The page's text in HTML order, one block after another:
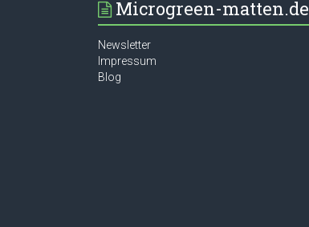
Microgreen-matten.de
Newsletter
Impressum
Blog